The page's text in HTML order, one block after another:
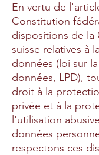
En vertu de
Constitution
dispositions de la
suisse relatives à
données (loi sur
données, LPD),
droit à la
privée et à la
l'utilisation
données
respectons ces